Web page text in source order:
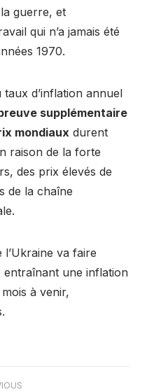
guerre, et
qui n’a jamais été
1970.
taux d’inflation annuel
supplémentaire
mondiaux durent
raison de la forte
des prix élevés de
de la chaîne
l’Ukraine va faire
entraînant une inflation
à venir,